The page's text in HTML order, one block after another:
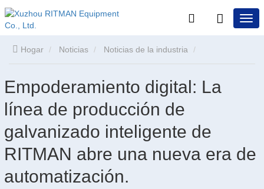
Hogar Noticias Noticias de la industria
inteligente de RITMAN abre una nueva era de automatización.
Empoderamiento digital: La
línea de producción de
galvanizado inteligente de
RITMAN abre una nueva era de
automatización.